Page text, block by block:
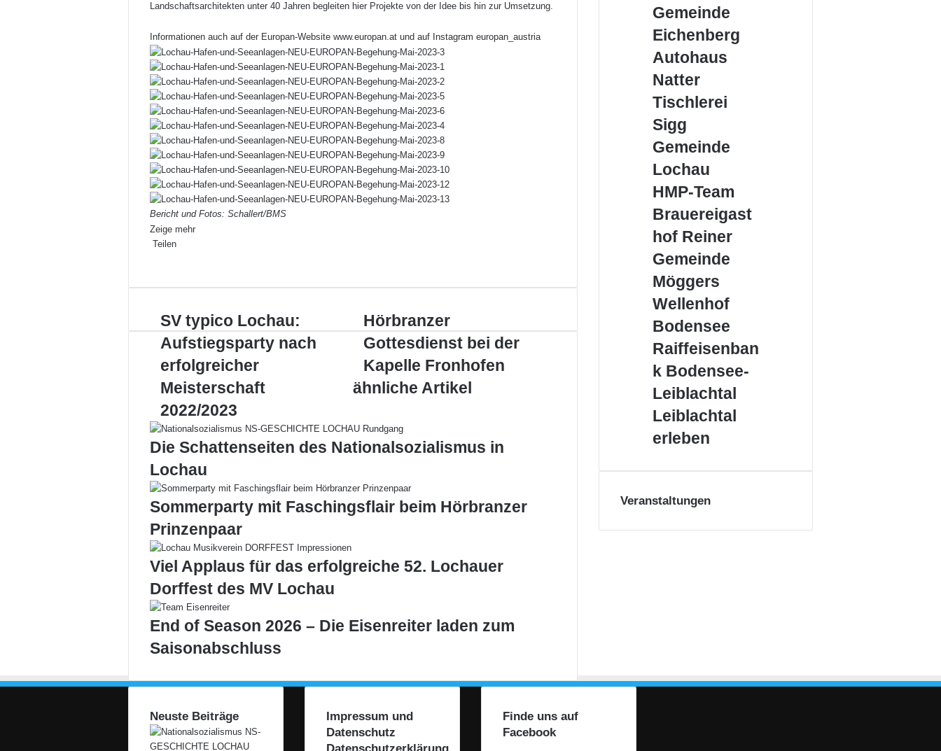
Landschaftsarchitekten unter 40 Jahren begleiten hier Projekte von der Idee bis hin zur Umsetzung.
Informationen auch auf der Europan-Website www.europan.at und auf Instagram europan_austria
Bericht und Fotos: Schallert/BMS
Zeige mehr
Teilen
E-
SV
typico
Lochau:
Aufstiegsparty
erfolgreicher
Meisterschaft
2022/2023
SV typico Lochau:
Aufstiegsparty nach
erfolgreicher
Meisterschaft
2022/2023
Hörbranzer
Gottesdienst
bei
der
Kapelle
Fronhofen
Hörbranzer
Gottesdienst bei der
Kapelle Fronhofen
ähnliche Artikel
Die Schattenseiten des Nationalsozialismus in
Lochau
Sommerparty mit Faschingsflair beim Hörbranzer
Prinzenpaar
Viel Applaus für das erfolgreiche 52. Lochauer
Dorffest des MV Lochau
End of Season 2026 – Die Eisenreiter laden zum
Saisonabschluss
Gemeinde
Gemeinde
Eichenberg
Autohaus
Autohaus
Natter
Tischlerei
Tischlerei
Sigg
Gemeinde
Gemeinde
Lochau
HMP-
HMP-Team
Brauereigasthof
Brauereigast
hof Reiner
Gemeinde
Gemeinde
Möggers
Wellenhof
Wellenhof
Bodensee
Raiffeisenbank
Leiblachtal
Raiffeisenban
k Bodensee-
Leiblachtal
Leiblachtal
Leiblachtal
erleben
Veranstaltungen
Neuste Beiträge
Impressum und
Datenschutz
Finde uns auf
Facebook